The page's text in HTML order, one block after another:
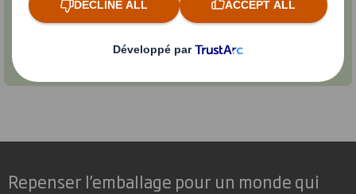
Découvrez notre offre de PLV pour tous les
secteurs
Repenser l’emballage pour un monde qui